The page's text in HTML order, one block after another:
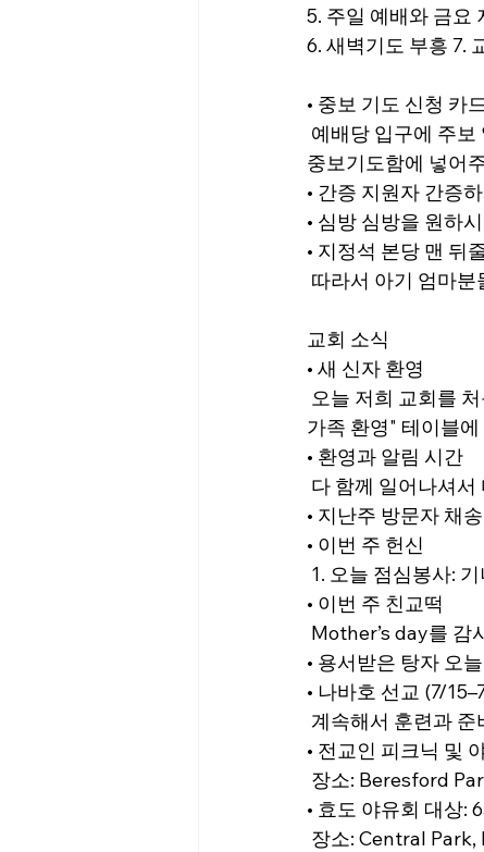
5. 주일 예배와 금요
6. 새벽기도 부흥 7.
• 중보 기도 신청 카
예배당 입구에 주
중보기도함에 넣어
• 간증 지원자 간증
• 심방 심방을 원하
• 지정석 본당 맨 뒤
따라서 아기 엄마
교회 소식
• 새 신자 환영
오늘 저희 교회를
가족 환영" 테이블
• 환영과 알림 시간
다 함께 일어나셔
• 지난주 방문자 채
• 이번 주 헌신
1. 오늘 점심봉사:
• 이번 주 친교떡
Mother’s day를 감
• 용서받은 탕자 오
• 나바호 선교 (7/
계속해서 훈련과
• 전교인 피크닉 및
장소: Beresford
• 효도 야유회 대상:
장소: Central Park,